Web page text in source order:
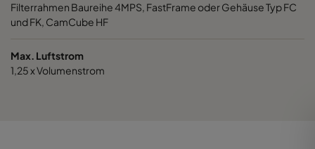
0185 287x592x520-5
0185 592x490x520-10
Filterrahmen Baureihe 4MPS, FastFrame oder Gehäuse Typ FC
und FK, CamCube HF
Max. Luftstrom
1,25 x Volumenstrom